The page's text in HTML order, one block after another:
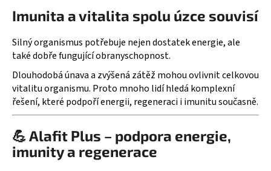
Imunita a vitalita spolu úzce souvisí
Silný organismus potřebuje nejen dostatek energie, ale
také dobře fungující obranyschopnost.
Dlouhodobá únava a zvýšená zátěž mohou ovlivnit celkovou
vitalitu organismu. Proto mnoho lidí hledá komplexní
řešení, které podpoří energii, regeneraci i imunitu současně.
💪 Alafit Plus – podpora energie,
imunity a regenerace